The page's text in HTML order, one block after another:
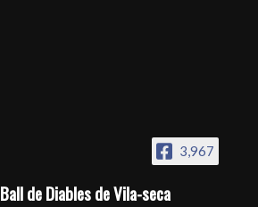
3,967
Ball de Diables de Vila-seca